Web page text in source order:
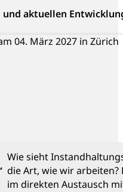
aktuellen
Wie sieht
die Art, wie wir
im direkten Austausch